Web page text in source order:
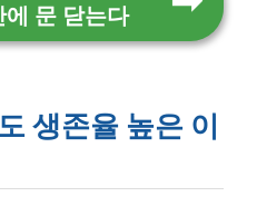
에 문 닫는다
생존율 높은 이